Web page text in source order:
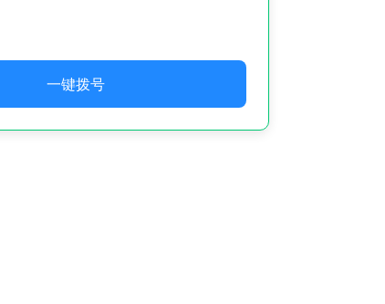
一键拨号